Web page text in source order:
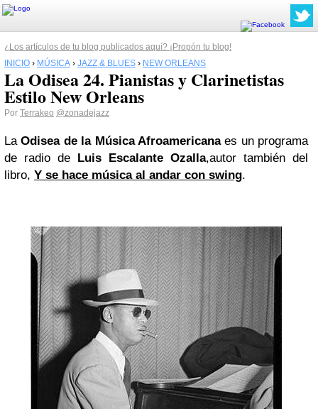
¿Los artículos de tu blog publicados aquí? ¡Propón tu blog!
INICIO › MÚSICA › JAZZ & BLUES › NEW ORLEANS
La Odisea 24. Pianistas y Clarinetistas
Estilo New Orleans
Por Terrakeo @zonadejazz
LaOdisea de la Música Afroamericanaes un programa
de radio de Luis Escalante Ozalla,autor también del
libro, Y se hace música al andar con swing.